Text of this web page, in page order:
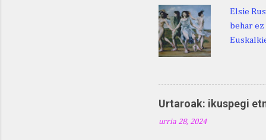
Elsie
behar
ditugu:
zarra da
Martina
Martina .
Urtaroak: ikuspegi
urria 28, 2024